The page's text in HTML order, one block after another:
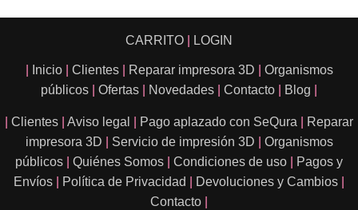
CARRITO LOGIN
Inicio Clientes Reparar impresora 3D
Organismos
públicos
Ofertas Novedades Contacto Blog
Clientes Aviso legal Pago aplazado con SeQura
Reparar
impresora 3D
Servicio de impresión 3D
Organismos
públicos
Quiénes Somos Condiciones de uso
Pagos y
Envíos
Política de Privacidad Devoluciones y Cambios
Contacto